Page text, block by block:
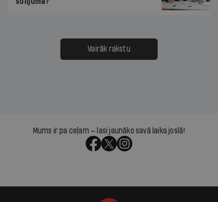
Vairāk rakstu
Mums ir pa ceļam — lasi jaunāko savā laika joslā!